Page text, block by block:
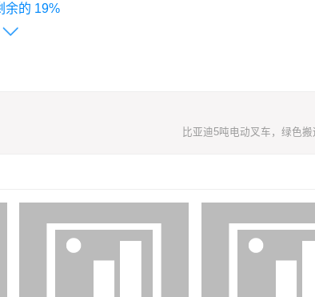
。
的系统性方案，对于正在寻求降低运营成本、提升环境友好性并
时宜的选择，技术的演进正在拓宽我们的选项，而***终的价值，
任何版权问题，请联系我们进行删除处理。
19%
比亚迪5吨电动叉车，绿色搬